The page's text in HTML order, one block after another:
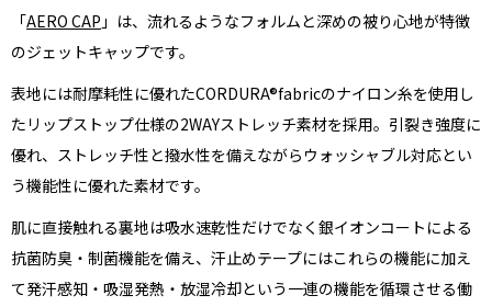
マイページ
お問い合わせ
ショッピングカート
特定商取引法に基づく表記
プライバシーポリシー
「AERO CAP 」は、流れるようなフォルムと深めの被り心地が特徴
のジェットキャップです。
表地には耐摩耗性に優れたCORDURA®fabricのナイロン糸を使用し
たリップストップ仕様の2WAYストレッチ素材を採用。引裂き強度に
優れ、ストレッチ性と撥水性を備えながらウォッシャブル対応とい
う機能性に優れた素材です。
肌に直接触れる裏地は吸水速乾性だけでなく銀イオンコートによる
抗菌防臭・制菌機能を備え、汗止めテープにはこれらの機能に加え
て発汗感知・吸湿発熱・放湿冷却という一連の機能を循環させる働